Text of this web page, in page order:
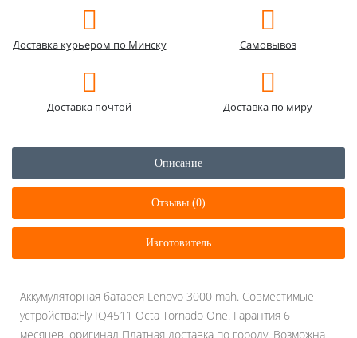
Доставка курьером по Минску Самовывоз
Доставка почтой Доставка по миру
Описание
Отзывы (0)
Изготовитель
Аккумуляторная батарея Lenovo 3000 mah. Совместимые
устройства:Fly IQ4511 Octa Tornado One. Гарантия 6
месяцев. оригинал Платная доставка по городу. Возможна